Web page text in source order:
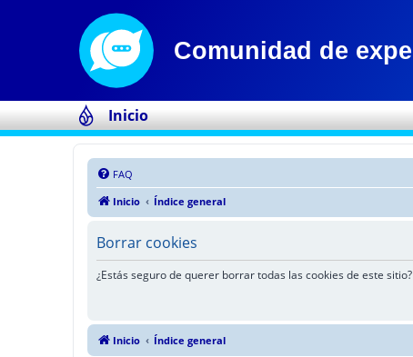
Inicio
FAQ
Inicio
Índice general
Borrar cookies
¿Estás seguro de querer borrar todas las cookies de este sitio?
Inicio Índice general